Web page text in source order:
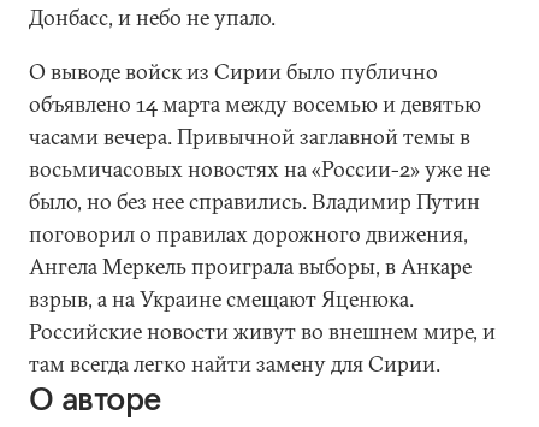
Донбасс, и небо не упало.
О выводе войск из Сирии было публично
объявлено 14 марта между восемью и девятью
часами вечера. Привычной заглавной темы в
восьмичасовых новостях на «России-2» уже не
было, но без нее справились. Владимир Путин
поговорил о правилах дорожного движения,
Ангела Меркель проиграла выборы, в Анкаре
взрыв, а на Украине смещают Яценюка.
Российские новости живут во внешнем мире, и
там всегда легко найти замену для Сирии.
О авторе